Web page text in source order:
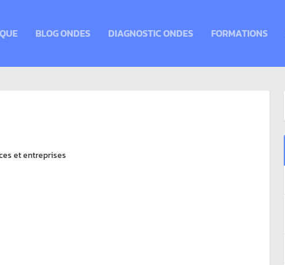
BLOG ONDES DIAGNOSTIC ONDES FORMATIONS
et entreprises